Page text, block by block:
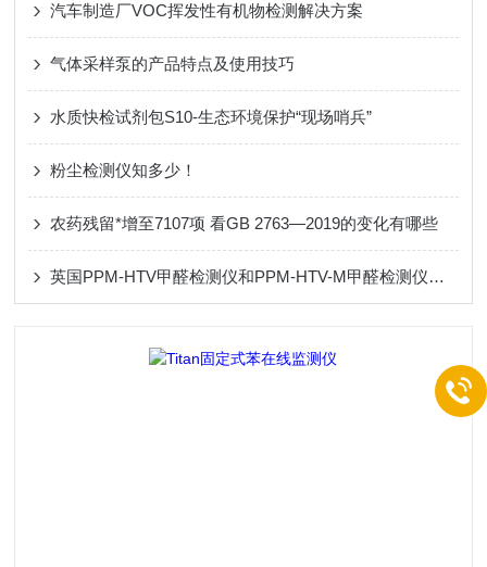
汽车制造厂VOC挥发性有机物检测解决方案
气体采样泵的产品特点及使用技巧
水质快检试剂包S10-生态环境保护“现场哨兵”
粉尘检测仪知多少！
农药残留*增至7107项 看GB 2763—2019的变化有哪些
英国PPM-HTV甲醛检测仪和PPM-HTV-M甲醛检测仪的比较